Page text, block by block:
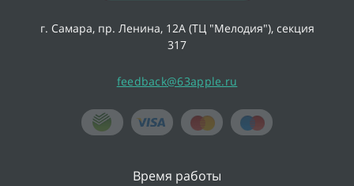
г. Самара, пр. Ленина, 12А (ТЦ "Мелодия"), секция
317
feedback@63apple.ru
Время работы